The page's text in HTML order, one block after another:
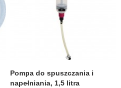
Pompa do spuszczania i
napełniania, 1,5 litra